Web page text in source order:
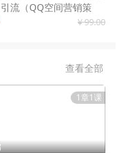
流（QQ空间营销策
¥ 99.00
查看全部
1章1课